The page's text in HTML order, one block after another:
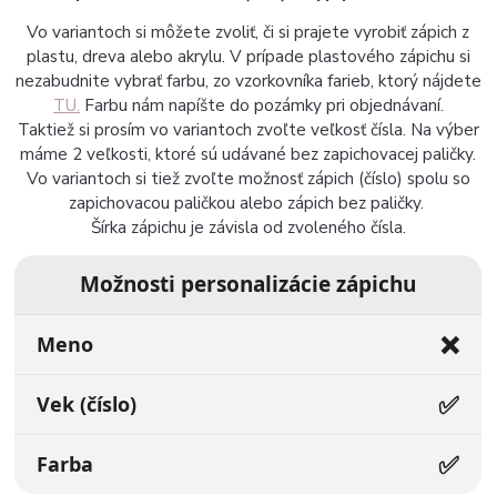
Vo variantoch si môžete zvoliť, či si prajete vyrobiť zápich z
plastu, dreva alebo akrylu. V prípade plastového zápichu si
nezabudnite vybrať farbu, zo vzorkovníka farieb, ktorý nájdete
TU. Farbu nám napíšte do pozámky pri objednávaní.
Taktiež si prosím vo variantoch zvoľte veľkosť čísla. Na výber
máme 2 veľkosti, ktoré sú udávané bez zapichovacej paličky.
Vo variantoch si tiež zvoľte možnosť zápich (číslo) spolu so
zapichovacou paličkou alebo zápich bez paličky.
Šírka zápichu je závisla od zvoleného čísla.
Možnosti personalizácie zápichu
Meno ❌
Vek (číslo) ✅
Farba ✅